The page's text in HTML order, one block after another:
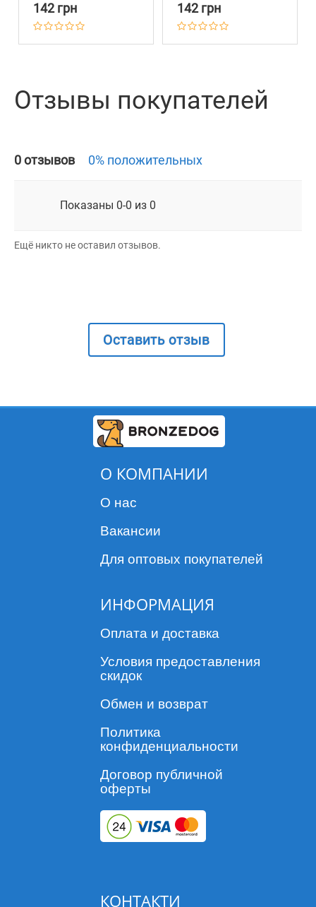
Волна Горчица
142 грн
Волна Фиолетовый
142 грн
Отзывы покупателей
0 отзывов 0% положительных
Показаны 0-0 из 0
Ещё никто не оставил отзывов.
Оставить отзыв
О КОМПАНИИ
О нас
Вакансии
Для оптовых покупателей
ИНФОРМАЦИЯ
Оплата и доставка
Условия предоставления
скидок
Обмен и возврат
Политика
конфиденциальности
Договор публичной
оферты
КОНТАКТИ